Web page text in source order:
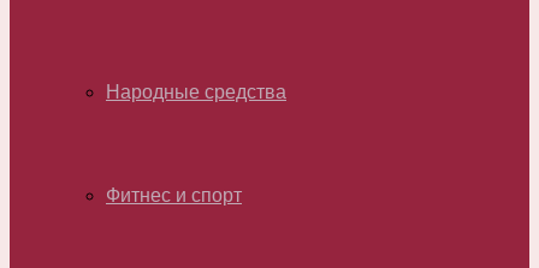
Народные средства
Фитнес и спорт